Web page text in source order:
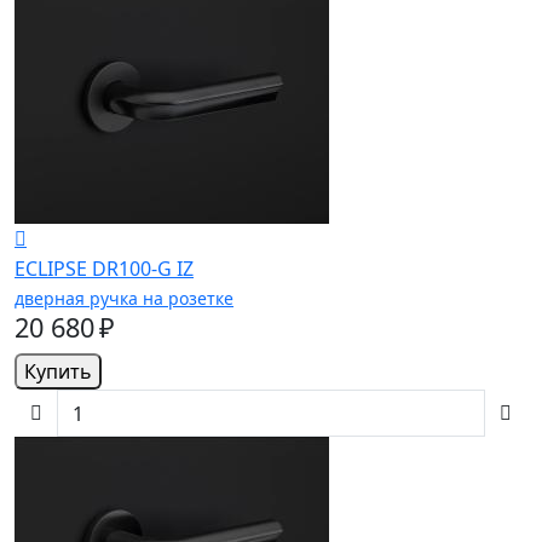
ECLIPSE DR100-G IZ
дверная ручка на розетке
20 680 ₽
Купить